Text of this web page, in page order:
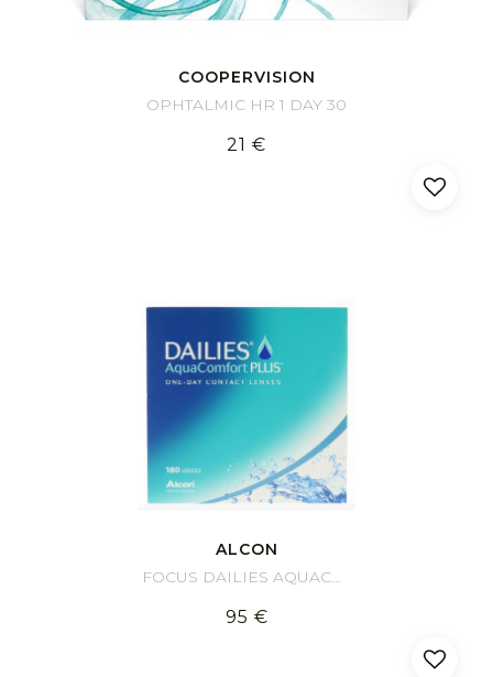
COOPERVISION
OPHTALMIC HR 1 DAY 30
21 €
ALCON
FOCUS DAILIES AQUACOMFORT PLUS (180)
95 €